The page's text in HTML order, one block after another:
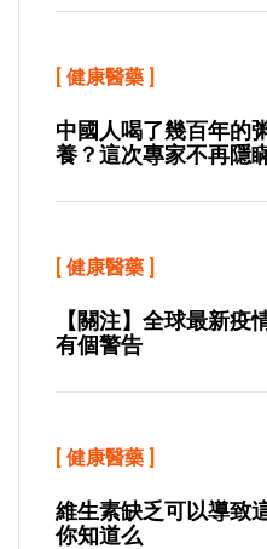
[ 健康醫藥 ]
中國人喝了幾百年的
養？這次專家不再隱
[ 健康醫藥 ]
【關注】全球最新疫
有個警告
[ 健康醫藥 ]
維生素缺乏可以導致
你知道么